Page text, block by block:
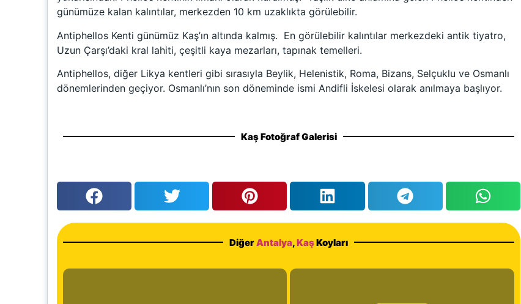
günümüze kalan kalıntılar, merkezden 10 km uzaklıkta görülebilir.
Antiphellos Kenti günümüz Kaş’ın altında kalmış. En görülebilir kalıntılar merkezdeki antik tiyatro,
Uzun Çarşı’daki kral lahiti, çeşitli kaya mezarları, tapınak temelleri.
Antiphellos, diğer Likya kentleri gibi sırasıyla Beylik, Helenistik, Roma, Bizans, Selçuklu ve Osmanlı
dönemlerinden geçiyor. Osmanlı’nın son döneminde ismi Andifli İskelesi olarak anılmaya başlıyor.
Kaş Fotoğraf Galerisi
DiğerAntalya,KaşKoyları